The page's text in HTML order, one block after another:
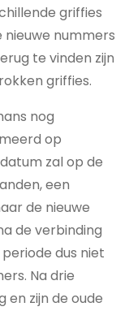
griffies
nieuwe nummers
te vinden zijn
griffies.
nog
op
zal op de
een
de nieuwe
de verbinding
dus niet
Na drie
en zijn de oude